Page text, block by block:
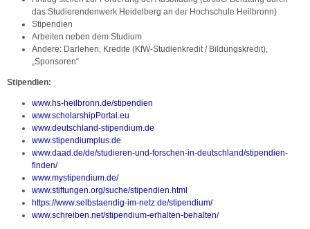
das Studierendenwerk Heidelberg an der Hochschule Heilbronn)
Stipendien
Arbeiten neben dem Studium
Andere: Darlehen, Kredite (KfW-Studienkredit / Bildungskredit),
„Sponsoren“
Stipendien:
www.hs-heilbronn.de/stipendien
www.scholarshipPortal.eu
www.deutschland-stipendium.de
www.stipendiumplus.de
www.daad.de/de/studieren-und-forschen-in-deutschland/stipendien-
finden/
www.mystipendium.de/
www.stiftungen.org/suche/stipendien.html
https://www.selbstaendig-im-netz.de/stipendium/
www.schreiben.net/stipendium-erhalten-behalten/